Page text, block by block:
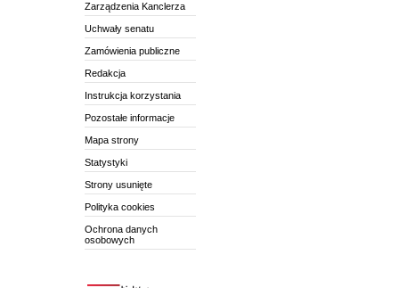
Zarządzenia Kanclerza
Uchwały senatu
Zamówienia publiczne
Redakcja
Instrukcja korzystania
Pozostałe informacje
Mapa strony
Statystyki
Strony usunięte
Polityka cookies
Ochrona danych
osobowych